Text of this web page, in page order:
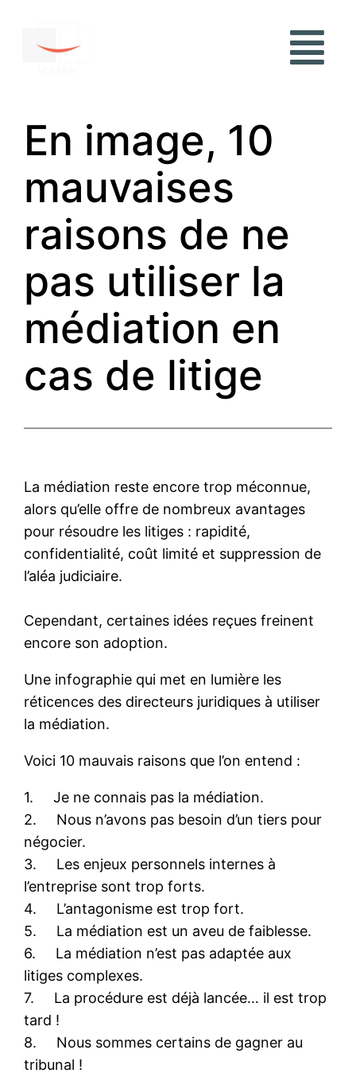
En image, 10
mauvaises
raisons de ne
pas utiliser la
médiation en
cas de litige
La médiation reste encore trop méconnue,
alors qu’elle offre de nombreux avantages
pour résoudre les litiges : rapidité,
confidentialité, coût limité et suppression de
l’aléa judiciaire.
Cependant, certaines idées reçues freinent
encore son adoption.
Une infographie qui met en lumière les
réticences des directeurs juridiques à utiliser
la médiation.
Voici 10 mauvais raisons que l’on entend :
1. Je ne connais pas la médiation.
2. Nous n’avons pas besoin d’un tiers pour
négocier.
3. Les enjeux personnels internes à
l’entreprise sont trop forts.
4. L’antagonisme est trop fort.
5. La médiation est un aveu de faiblesse.
6. La médiation n’est pas adaptée aux
litiges complexes.
7. La procédure est déjà lancée… il est trop
tard !
8. Nous sommes certains de gagner au
tribunal !